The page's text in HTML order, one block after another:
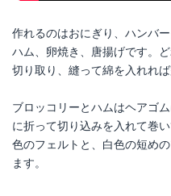
作れるのはおにぎり、ハンバ
ハム、卵焼き、唐揚げです。
切り取り、縫って綿を入れれば
ブロッコリーとハムはヘアゴ
に折って切り込みを入れて巻
色のフェルトと、白色の短め
ます。